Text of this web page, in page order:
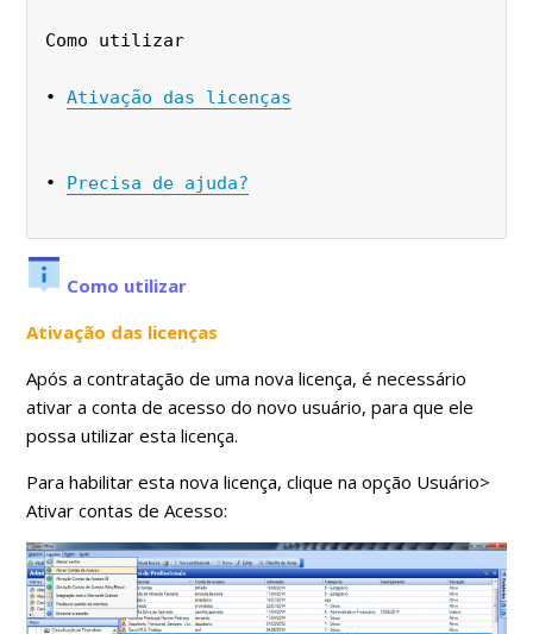
Como utilizar
• Ativação das licenças
• Precisa de ajuda?
Como utilizar
Ativação das licenças
Após a contratação de uma nova licença, é necessário
ativar a conta de acesso do novo usuário, para que ele
possa utilizar esta licença.
Para habilitar esta nova licença, clique na opção Usuário>
Ativar contas de Acesso: